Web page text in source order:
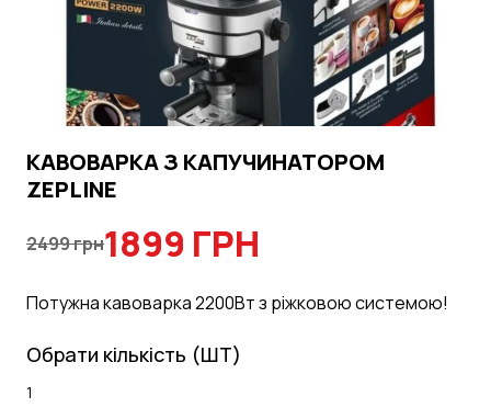
КАВОВАРКА З КАПУЧИНАТОРОМ
ZEPLINE
2499 грн1899 ГРН
Потужна кавоварка 2200Вт з ріжковою системою!
Обрати кількість (ШТ)